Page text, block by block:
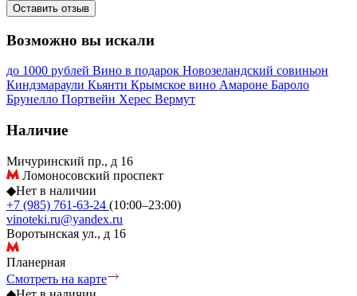
Оставить отзыв
Возможно вы искали
до 1000 рублей Вино в подарок Новозеландский совиньон
Киндзмараули Кьянти Крымское вино Амароне Бароло
Брунелло Портвейн Херес Вермут
Наличие
Мичуринский пр., д 16
Ломоносовский проспект
◆Нет в наличии
+7 (985) 761-63-24 (10:00–23:00)
vinoteki.ru@yandex.ru
Воротынская ул., д 16
Планерная
Смотреть на карте